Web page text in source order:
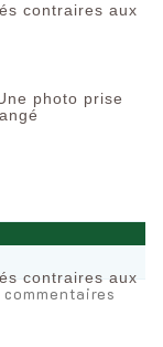
contraires aux
photo prise
contraires aux
commentaires